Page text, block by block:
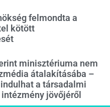
felmondta a
kötött
minisztériuma nem
átalakításába –
a társadalmi
jövőjéről